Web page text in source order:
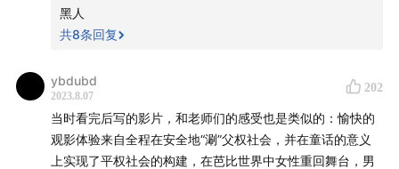
黑人
共8条回复
ybdubd
2023.8.07
202
当时看完后写的影片，和老师们的感受也是类似的：愉快的
观影体验来自全程在安全地“涮”父权社会，并在童话的意义
上实现了平权社会的构建，在芭比世界中女性重回舞台，男